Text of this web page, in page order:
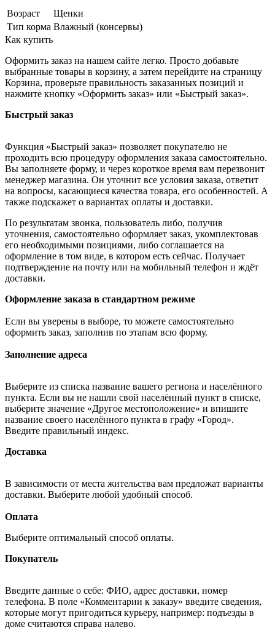
Возраст
Щенки
Тип корма Влажный (консервы)
Как купить
Оформить заказ на нашем сайте легко. Просто добавьте
выбранные товары в корзину, а затем перейдите на страницу
Корзина, проверьте правильность заказанных позиций и
нажмите кнопку «Оформить заказ» или «Быстрый заказ».
Быстрый заказ
Функция «Быстрый заказ» позволяет покупателю не
проходить всю процедуру оформления заказа самостоятельно.
Вы заполняете форму, и через короткое время вам перезвонит
менеджер магазина. Он уточнит все условия заказа, ответит
на вопросы, касающиеся качества товара, его особенностей. А
также подскажет о вариантах оплаты и доставки.
По результатам звонка, пользователь либо, получив
уточнения, самостоятельно оформляет заказ, укомплектовав
его необходимыми позициями, либо соглашается на
оформление в том виде, в котором есть сейчас. Получает
подтверждение на почту или на мобильный телефон и ждёт
доставки.
Оформление заказа в стандартном режиме
Если вы уверены в выборе, то можете самостоятельно
оформить заказ, заполнив по этапам всю форму.
Заполнение адреса
Выберите из списка название вашего региона и населённого
пункта. Если вы не нашли свой населённый пункт в списке,
выберите значение «Другое местоположение» и впишите
название своего населённого пункта в графу «Город».
Введите правильный индекс.
Доставка
В зависимости от места жительства вам предложат варианты
доставки. Выберите любой удобный способ.
Оплата
Выберите оптимальный способ оплаты.
Покупатель
Введите данные о себе: ФИО, адрес доставки, номер
телефона. В поле «Комментарии к заказу» введите сведения,
которые могут пригодиться курьеру, например: подъезды в
доме считаются справа налево.